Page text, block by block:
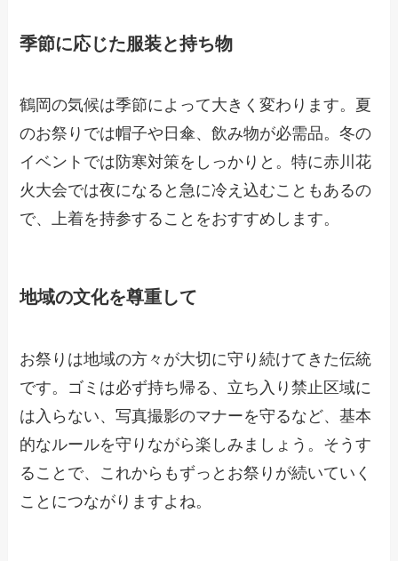
季節に応じた服装と持ち物
鶴岡の気候は季節によって大きく変わります。夏
のお祭りでは帽子や日傘、飲み物が必需品。冬の
イベントでは防寒対策をしっかりと。特に赤川花
火大会では夜になると急に冷え込むこともあるの
で、上着を持参することをおすすめします。
地域の文化を尊重して
お祭りは地域の方々が大切に守り続けてきた伝統
です。ゴミは必ず持ち帰る、立ち入り禁止区域に
は入らない、写真撮影のマナーを守るなど、基本
的なルールを守りながら楽しみましょう。そうす
ることで、これからもずっとお祭りが続いていく
ことにつながりますよね。